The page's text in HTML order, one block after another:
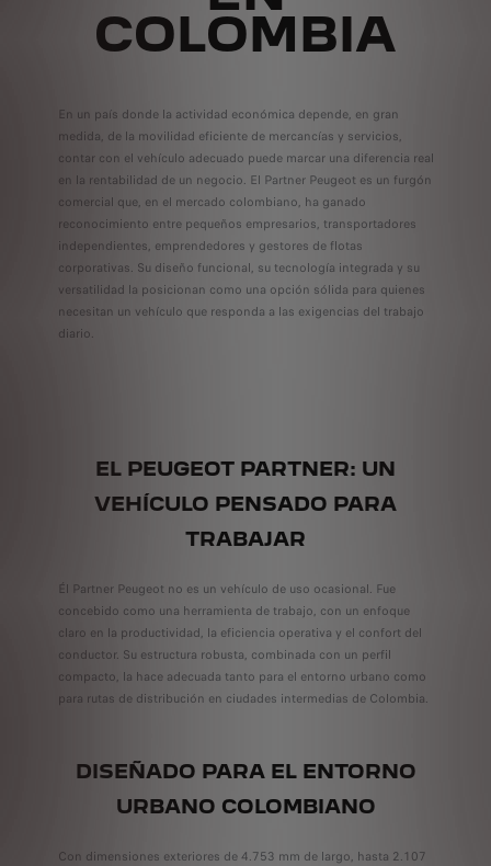
COLOMBIA
En un país donde la actividad económica depende, en gran
medida, de la movilidad eficiente de mercancías y servicios,
contar con el vehículo adecuado puede marcar una diferencia real
en la rentabilidad de un negocio. El Partner Peugeot es un furgón
comercial que, en el mercado colombiano, ha ganado
reconocimiento entre pequeños empresarios, transportadores
independientes, emprendedores y gestores de flotas
corporativas. Su diseño funcional, su tecnología integrada y su
versatilidad la posicionan como una opción sólida para quienes
necesitan un vehículo que responda a las exigencias del trabajo
diario.
EL PEUGEOT PARTNER: UN
VEHÍCULO PENSADO PARA
TRABAJAR
Él Partner Peugeot no es un vehículo de uso ocasional. Fue
concebido como una herramienta de trabajo, con un enfoque
claro en la productividad, la eficiencia operativa y el confort del
conductor. Su estructura robusta, combinada con un perfil
compacto, la hace adecuada tanto para el entorno urbano como
para rutas de distribución en ciudades intermedias de Colombia.
DISEÑADO PARA EL ENTORNO
URBANO COLOMBIANO
Con dimensiones exteriores de 4.753 mm de largo, hasta 2.107